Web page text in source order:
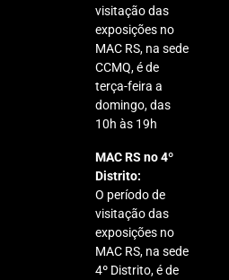
visitação das
exposições no
MAC RS, na sede
CCMQ, é de
terça-feira a
domingo, das
10h às 19h
MAC RS no 4º
Distrito:
O período de
visitação das
exposições no
MAC RS, na sede
4º Distrito, é de